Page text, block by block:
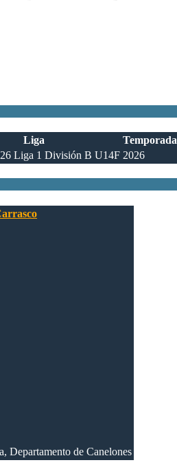
Liga
Temporada
Liga 1 División B U14F 2026
Departamento de Canelones